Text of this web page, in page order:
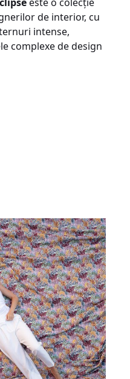
de interior, cu
intense,
complexe de design